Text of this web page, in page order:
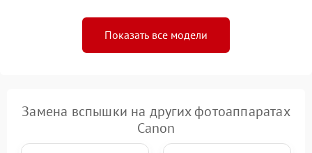
Показать все модели
Замена вспышки на других фотоаппаратах
Canon